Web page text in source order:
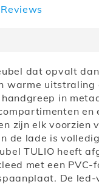
Reviews
dat opvalt
warme
in
zijn elk voorzien
de lade is
TULIO heeft
met een
De